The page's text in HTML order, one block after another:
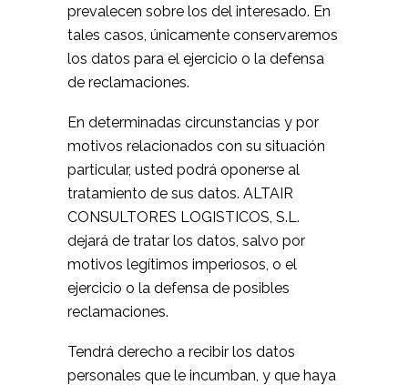
prevalecen sobre los del interesado. En
tales casos, únicamente conservaremos
los datos para el ejercicio o la defensa
de reclamaciones.
En determinadas circunstancias y por
motivos relacionados con su situación
particular, usted podrá oponerse al
tratamiento de sus datos. ALTAIR
CONSULTORES LOGISTICOS, S.L.
dejará de tratar los datos, salvo por
motivos legítimos imperiosos, o el
ejercicio o la defensa de posibles
reclamaciones.
Tendrá derecho a recibir los datos
personales que le incumban, y que haya